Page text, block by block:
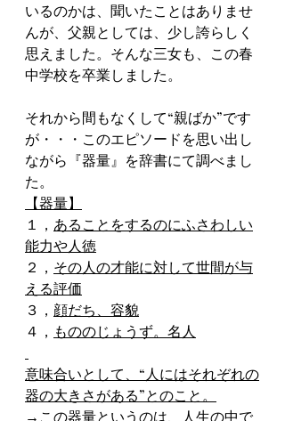
いるのかは、聞いたことはありませ
んが、父親としては、少し誇らしく
思えました。そんな三女も、この春
中学校を卒業しました。
それから間もなくして“親ばか”です
が・・・このエピソードを思い出し
ながら『器量』を辞書にて調べまし
た。
【器量】
１， あることをするのにふさわしい
能力や人徳
２， その人の才能に対して世間が与
える評価
３， 顔だち、容貌
４， もののじょうず。名人
意味合いとして、“人にはそれぞれの
器の大きさがある”とのこと。
→この器量というのは、人生の中で